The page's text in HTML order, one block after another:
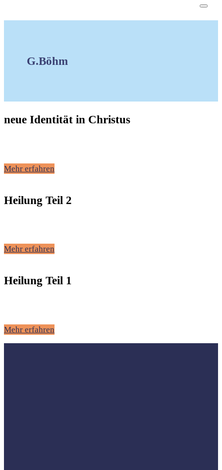
G.Böhm
neue Identität in Christus
Mehr erfahren
Heilung Teil 2
Mehr erfahren
Heilung Teil 1
Mehr erfahren